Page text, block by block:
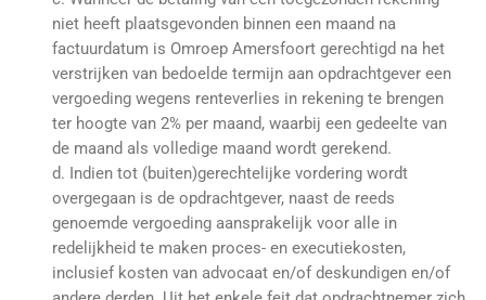
niet heeft plaatsgevonden binnen een maand na
factuurdatum is Omroep Amersfoort gerechtigd na het
verstrijken van bedoelde termijn aan opdrachtgever een
vergoeding wegens renteverlies in rekening te brengen
ter hoogte van 2% per maand, waarbij een gedeelte van
de maand als volledige maand wordt gerekend.
d. Indien tot (buiten)gerechtelijke vordering wordt
overgegaan is de opdrachtgever, naast de reeds
genoemde vergoeding aansprakelijk voor alle in
redelijkheid te maken proces- en executiekosten,
inclusief kosten van advocaat en/of deskundigen en/of